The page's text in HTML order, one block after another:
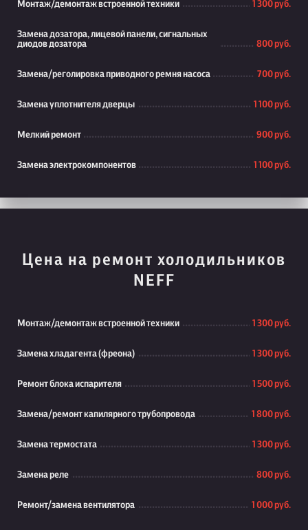
Монтаж/демонтаж встроенной техники 1 300 руб.
Замена дозатора, лицевой панели, сигнальных
диодов дозатора
800 руб.
Замена/реголировка приводного ремня насоса 700 руб.
Замена уплотнителя дверцы 1 100 руб.
Мелкий ремонт 900 руб.
Замена электрокомпонентов 1 100 руб.
Цена на ремонт холодильников
NEFF
Монтаж/демонтаж встроенной техники 1 300 руб.
Замена хладагента (фреона) 1 300 руб.
Ремонт блока испарителя 1 500 руб.
Замена/ремонт капилярного трубопровода 1 800 руб.
Замена термостата 1 300 руб.
Замена реле 800 руб.
Ремонт/замена вентилятора 1 000 руб.